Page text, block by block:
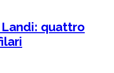
Landi: quattro